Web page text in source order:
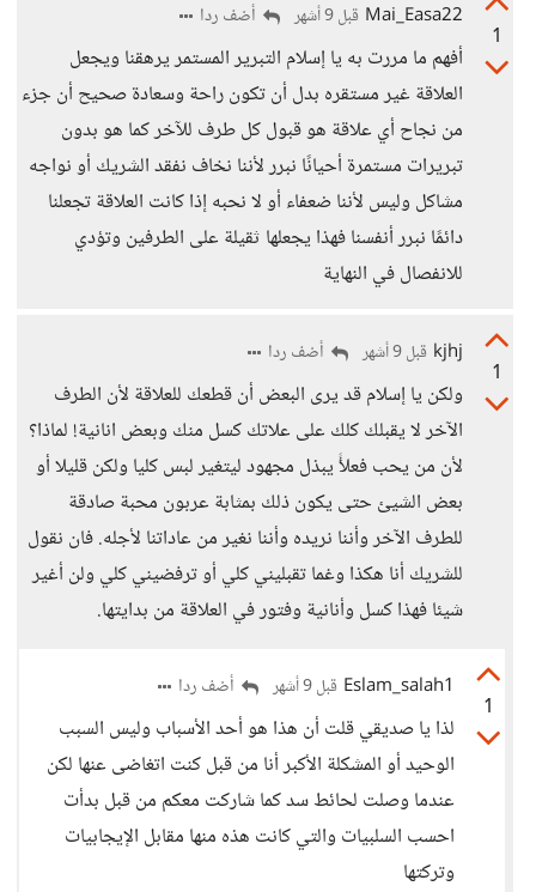
1
Mai_Easa22 قبل 9 أشهر أضف ردا
أفهم ما مررت به يا إسلام التبرير المستمر يرهقنا ويجعل
العلاقة غير مستقره بدل أن تكون راحة وسعادة صحيح أن جزء
من نجاح أي علاقة هو قبول كل طرف للآخر كما هو بدون
تبريرات مستمرة أحيانًا نبرر لأننا نخاف نفقد الشريك أو نواجه
مشاكل وليس لأننا ضعفاء أو لا نحبه إذا كانت العلاقة تجعلنا
دائمًا نبرر أنفسنا فهذا يجعلها ثقيلة على الطرفين وتؤدي
للانفصال في النهاية
1
kjhj قبل 9 أشهر أضف ردا
ولكن يا إسلام قد يرى البعض أن قطعك للعلاقة لأن الطرف
اﻵخر لا يقبلك كلك على علاتك كسل منك وبعض انانية! لماذا؟
لأن من يحب فعلأً يبذل مجهود ليتغير لبس كليا ولكن قليلا أو
بعض الشيئ حتى يكون ذلك بمثابة عربون محبة صادقة
للطرف اﻵخر وأننا نريده وأننا نغير من عاداتنا لأجله. فان نقول
للشريك أنا هكذا وغما تقبليني كلي أو ترفضيني كلي ولن أغير
شيئا فهذا كسل وأنانية وفتور في العلاقة من بدايتها.
1
Eslam_salah1 قبل 9 أشهر أضف ردا
لذا يا صديقي قلت أن هذا هو أحد الأسباب وليس السبب
الوحيد أو المشكلة الأكبر أنا من قبل كنت اتغاضى عنها لكن
عندما وصلت لحائط سد كما شاركت معكم من قبل بدأت
احسب السلبيات والتي كانت هذه منها مقابل الإيجابيات
وتركتها